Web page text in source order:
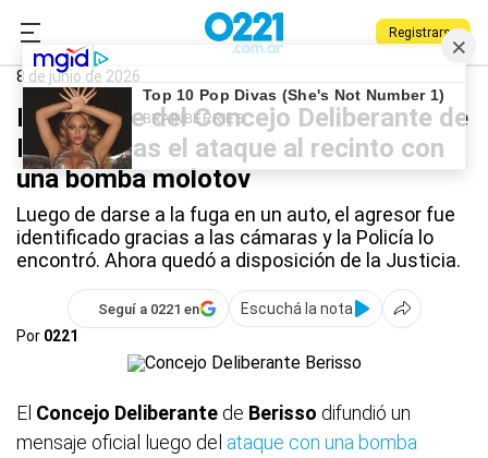
Registrarse
0221.com.ar
Berisso
8 de junio de 2026
El mensaje del Concejo Deliberante de
Berisso tras el ataque al recinto con
una bomba molotov
Luego de darse a la fuga en un auto, el agresor fue
identificado gracias a las cámaras y la Policía lo
encontró. Ahora quedó a disposición de la Justicia.
Seguí a 0221 en
Escuchá la nota
Por 0221
El Concejo Deliberante de Berisso difundió un
mensaje oficial luego del ataque con una bomba